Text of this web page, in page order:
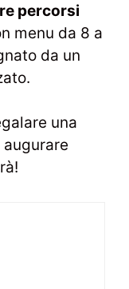
percorsi
menu da 8 a
da un
una